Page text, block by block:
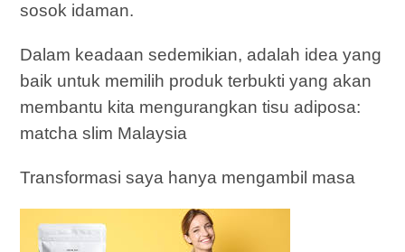
sosok idaman.
Dalam keadaan sedemikian, adalah idea yang
baik untuk memilih produk terbukti yang akan
membantu kita mengurangkan tisu adiposa:
matcha slim Malaysia
Transformasi saya hanya mengambil masa